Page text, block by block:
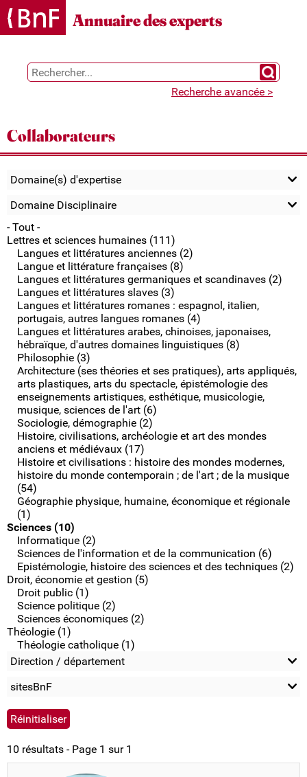
Gestion des cookies
Annuaire des experts
Chercher
Recherche avancée >
Collaborateurs
Domaine(s) d'expertise
Domaine Disciplinaire
- Tout -
Lettres et sciences humaines (111)
Langues et littératures anciennes (2)
Langue et littérature françaises (8)
Langues et littératures germaniques et scandinaves (2)
Langues et littératures slaves (3)
Langues et littératures romanes : espagnol, italien,
portugais, autres langues romanes (4)
Langues et littératures arabes, chinoises, japonaises,
hébraïque, d'autres domaines linguistiques (8)
Philosophie (3)
Architecture (ses théories et ses pratiques), arts appliqués,
arts plastiques, arts du spectacle, épistémologie des
enseignements artistiques, esthétique, musicologie,
musique, sciences de l'art (6)
Sociologie, démographie (2)
Histoire, civilisations, archéologie et art des mondes
anciens et médiévaux (17)
Histoire et civilisations : histoire des mondes modernes,
histoire du monde contemporain ; de l'art ; de la musique
(54)
Géographie physique, humaine, économique et régionale
(1)
Sciences (10)
Informatique (2)
Sciences de l'information et de la communication (6)
Epistémologie, histoire des sciences et des techniques (2)
Droit, économie et gestion (5)
Droit public (1)
Science politique (2)
Sciences économiques (2)
Théologie (1)
Théologie catholique (1)
Direction / département
sitesBnF
10 résultats - Page 1 sur 1